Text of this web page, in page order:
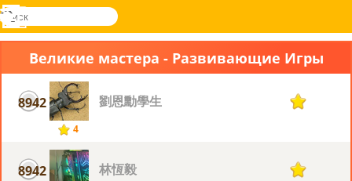
Novel
поиск
Вход
Меню
Великие мастера - Развивающие Игры
8942
4
劉恩勳學生 1
8942 林恆毅 1